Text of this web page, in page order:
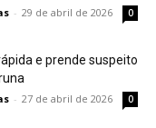
- 29 de abril de 2026 0
e prende suspeito
- 27 de abril de 2026 0